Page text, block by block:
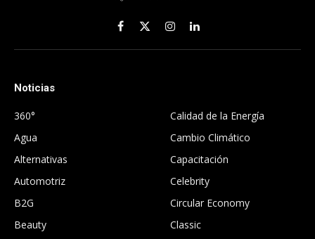
Facebook
X
(Twitter)
InstagramLinkedIn
Noticias
360°
Agua
Alternativas
Automotriz
B2G
Beauty
Calidad de la Energía
Cambio Climático
Capacitación
Celebrity
Circular Economy
Classic